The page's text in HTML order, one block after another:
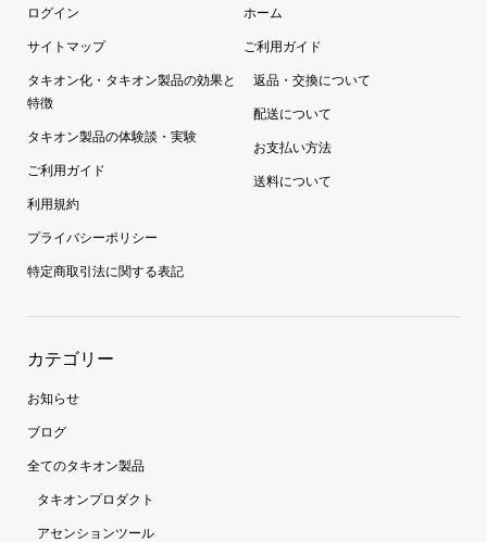
ログイン
サイトマップ
タキオン化・タキオン製品の効果と
特徴
タキオン製品の体験談・実験
ご利用ガイド
利用規約
プライバシーポリシー
特定商取引法に関する表記
ホーム
ご利用ガイド
返品・交換について
配送について
お支払い方法
送料について
カテゴリー
お知らせ
ブログ
全てのタキオン製品
タキオンプロダクト
アセンションツール